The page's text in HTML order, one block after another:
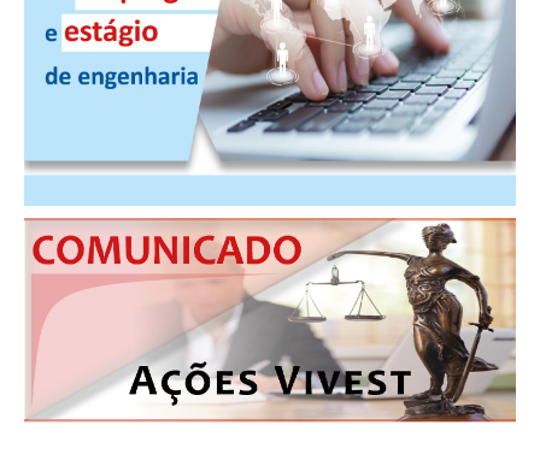
COMUNICAÇÃO
PALAVRA DO MURILO
CONTEÚDO ESPECIAL
JORNAL DO ENGENHEIRO
AGENDA
SEESP NOTÍCIAS
NOTÍCIAS NO WHATSAPP
FOTOS